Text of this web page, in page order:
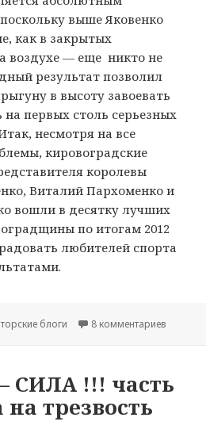
выше Яковенко
как в закрытых
воздухе — еще никто не
результат позволил
в высоту завоевать
первых столь серьезных
несмотря на все
кировоградские
королевы
Виталий Пархоменко и
вошли в десятку лучших
по итогам 2012
любителей спорта
блоги 8 комментариев
СИЛА !!! часть
трезвость